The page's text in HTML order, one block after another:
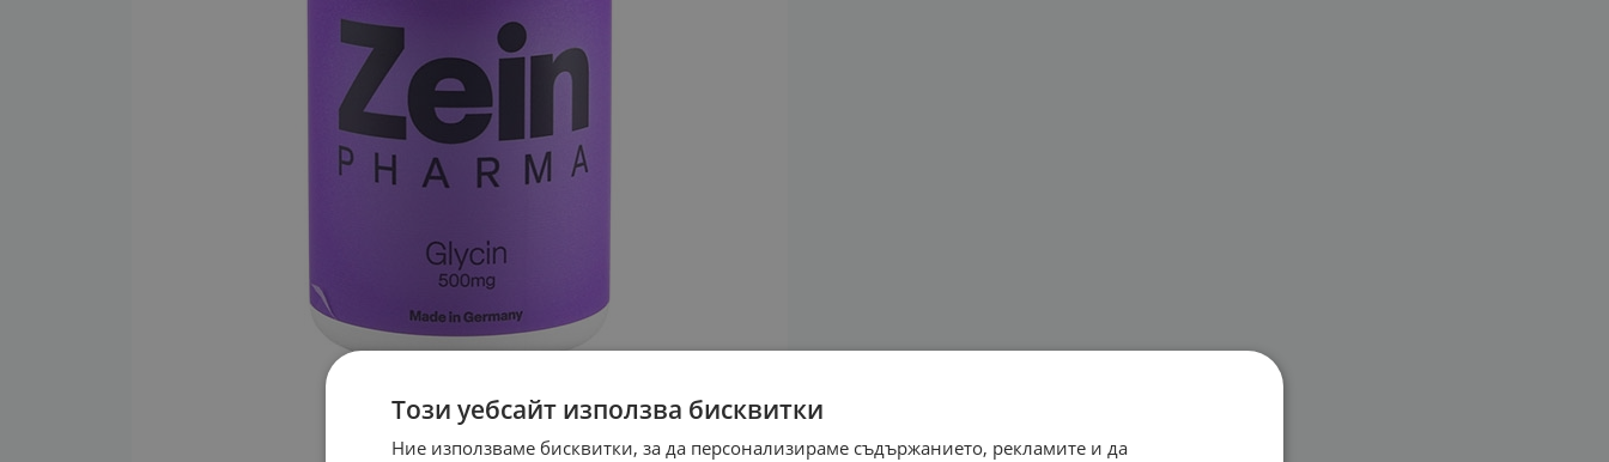
Този уебсайт използва бисквитки
Ние използваме бисквитки, за да персонализираме съдържанието, рекламите и да